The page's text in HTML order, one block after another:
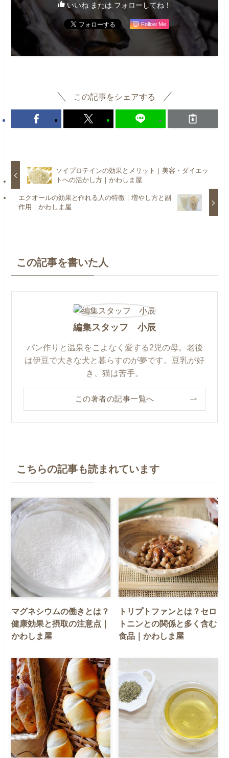
いいね または フォローしてね！
Follow Me
この記事をシェアする
ソイプロテインの効果とメリット｜美容・ダイエッ
トへの活かし方｜かわしま屋
エクオールの効果と作れる人の特徴｜増やし方と副
作用｜かわしま屋
この記事を書いた人
編集スタッフ 小辰
パン作りと温泉をこよなく愛する2児の母。老後
は伊豆で大きな犬と暮らすのが夢です。豆乳が好
き、猫は苦手。
この著者の記事一覧へ
こちらの記事も読まれています
マグネシウムの働きとは？
健康効果と摂取の注意点｜
かわしま屋
トリプトファンとは？セロ
トニンとの関係と多く含む
食品｜かわしま屋